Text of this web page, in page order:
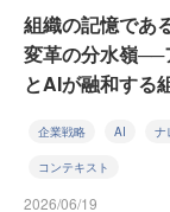
組織の記憶であ
変革の分水嶺──
とAIが融和する
企業戦略 AI ナ
コンテキスト
2026/06/19